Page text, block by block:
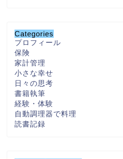
Categories
プロフィール
保険
家計管理
小さな幸せ
日々の思考
書籍執筆
経験・体験
自動調理器で料理
読書記録